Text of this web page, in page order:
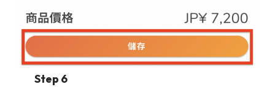
Step 6